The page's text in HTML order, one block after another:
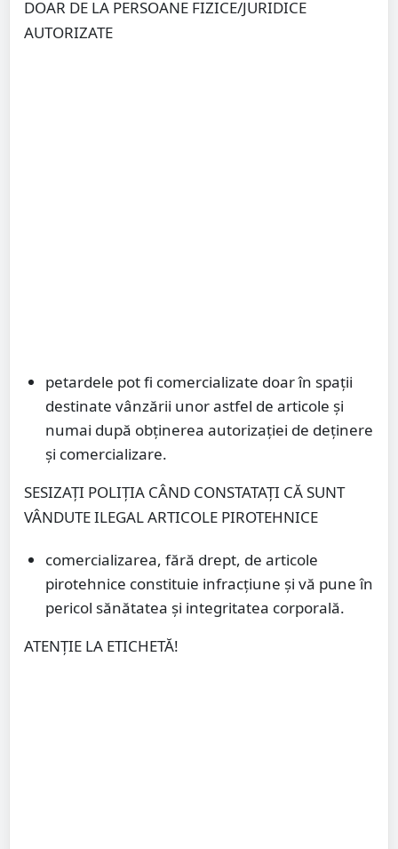
DOAR DE LA PERSOANE FIZICE/JURIDICE
AUTORIZATE
petardele pot fi comercializate doar în spații
destinate vânzării unor astfel de articole și
numai după obținerea autorizației de deținere
și comercializare.
SESIZAȚI POLIȚIA CÂND CONSTATAȚI CĂ SUNT
VÂNDUTE ILEGAL ARTICOLE PIROTEHNICE
comercializarea, fără drept, de articole
pirotehnice constituie infracțiune și vă pune în
pericol sănătatea și integritatea corporală.
ATENȚIE LA ETICHETĂ!